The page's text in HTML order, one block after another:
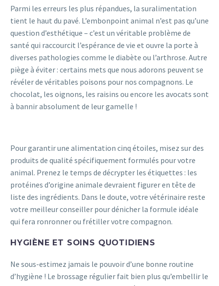
Parmi les erreurs les plus répandues, la suralimentation
tient le haut du pavé. L’embonpoint animal n’est pas qu’une
question d’esthétique – c’est un véritable problème de
santé qui raccourcit l’espérance de vie et ouvre la porte à
diverses pathologies comme le diabète ou l’arthrose. Autre
piège à éviter : certains mets que nous adorons peuvent se
révéler de véritables poisons pour nos compagnons. Le
chocolat, les oignons, les raisins ou encore les avocats sont
à bannir absolument de leur gamelle !
Pour garantir une alimentation cinq étoiles, misez sur des
produits de qualité spécifiquement formulés pour votre
animal. Prenez le temps de décrypter les étiquettes : les
protéines d’origine animale devraient figurer en tête de
liste des ingrédients. Dans le doute, votre vétérinaire reste
votre meilleur conseiller pour dénicher la formule idéale
qui fera ronronner ou frétiller votre compagnon.
HYGIÈNE ET SOINS QUOTIDIENS
Ne sous-estimez jamais le pouvoir d’une bonne routine
d’hygiène ! Le brossage régulier fait bien plus qu’embellir le